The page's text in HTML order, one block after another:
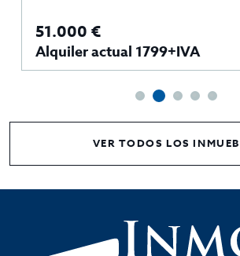
51.000 €
Alquiler actual 1799+IVA
VER TODOS LOS